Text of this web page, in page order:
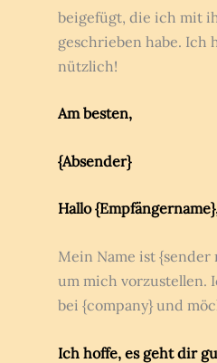
beigefügt, die ich mit
geschrieben habe. Ich
nützlich!
Am besten,
{Absender}
Hallo
Mein Name ist
um mich vorzustellen.
bei {company} und
Ich hoffe, es geht dir